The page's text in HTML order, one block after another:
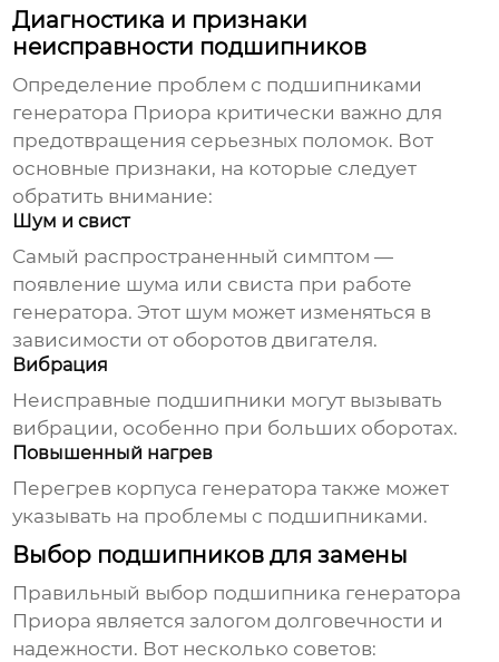
Диагностика и признаки
неисправности подшипников
Определение проблем с подшипниками
генератора Приора критически важно для
предотвращения серьезных поломок. Вот
основные признаки, на которые следует
обратить внимание:
Шум и свист
Самый распространенный симптом —
появление шума или свиста при работе
генератора. Этот шум может изменяться в
зависимости от оборотов двигателя.
Вибрация
Неисправные подшипники могут вызывать
вибрации, особенно при больших оборотах.
Повышенный нагрев
Перегрев корпуса генератора также может
указывать на проблемы с подшипниками.
Выбор подшипников для замены
Правильный выбор подшипника генератора
Приора является залогом долговечности и
надежности. Вот несколько советов: